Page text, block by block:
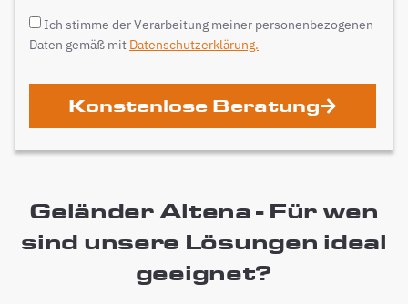
Ich stimme der Verarbeitung meiner personenbezogenen
Daten gemäß mit Datenschutzerklärung.
Konstenlose Beratung
Geländer Altena - Für wen
sind unsere Lösungen ideal
geeignet?